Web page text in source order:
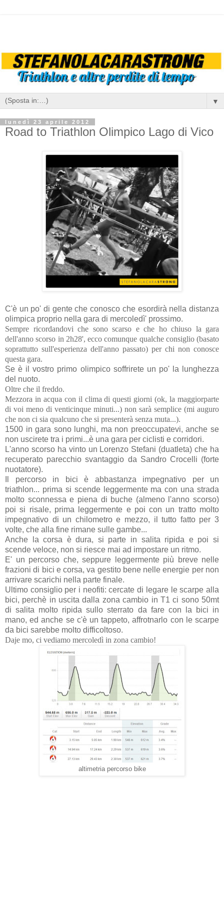
▼
lunedì 23 aprile 2012
Road to Triathlon Olimpico Lago di Vico
C'è un po' di gente che conosco che esordirà nella distanza
olimpica proprio nella gara di mercoledì' prossimo.
Sempre ricordandovi che sono scarso e che ho chiuso la gara
dell'anno scorso in 2h28', ecco comunque qualche consiglio (basato
soprattutto sull'esperienza dell'anno passato) per chi non conosce
questa gara.
Se è il vostro primo olimpico soffrirete un po' la lunghezza
del nuoto.
Oltre che il freddo.
Mezzora in acqua con il clima di questi giorni (ok, la maggiorparte
di voi meno di venticinque minuti...) non sarà semplice (mi auguro
che non ci sia qualcuno che si presenterà senza muta...).
1500 in gara sono lunghi, ma non preoccupatevi, anche se
non uscirete tra i primi...è una gara per ciclisti e corridori.
L'anno scorso ha vinto un Lorenzo Stefani (duatleta) che ha
recuperato parecchio svantaggio da Sandro Crocelli (forte
nuotatore).
Il percorso in bici è abbastanza impegnativo per un
triathlon... prima si scende leggermente ma con una strada
molto sconnessa e piena di buche (almeno l'anno scorso)
poi si risale, prima leggermente e poi con un tratto molto
impegnativo di un chilometro e mezzo, il tutto fatto per 3
volte, che alla fine rimane sulle gambe...
Anche la corsa è dura, si parte in salita ripida e poi si
scende veloce, non si riesce mai ad impostare un ritmo.
E' un percorso che, seppure leggermente più breve nelle
frazioni di bici e corsa, va gestito bene nelle energie per non
arrivare scarichi nella parte finale.
Ultimo consiglio per i neofiti: cercate di legare le scarpe alla
bici, perchè in uscita dalla zona cambio in T1 ci sono 50mt
di salita molto ripida sullo sterrato da fare con la bici in
mano, ed anche se c'è un tappeto, affrotnarlo con le scarpe
da bici sarebbe molto difficoltoso.
Daje mo, ci vediamo mercoledì in zona cambio!
altimetria percorso bike